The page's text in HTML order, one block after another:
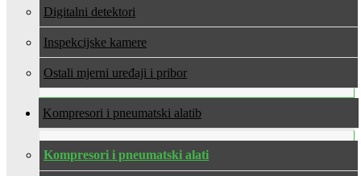
Digitalni detektori
Inspekcijske kamere
Ostali mjerni uređaji i pribor
Kompresori i pneumatski alati
Kompresori i pneumatski alati